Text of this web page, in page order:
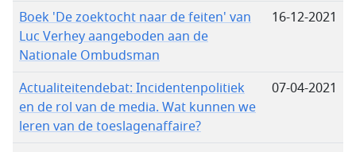
Boek 'De zoektocht naar de feiten' van
Luc Verhey aangeboden aan de
Nationale Ombudsman
16-12-2021
Actualiteitendebat: Incidentenpolitiek
en de rol van de media. Wat kunnen we
leren van de toeslagenaffaire?
07-04-2021